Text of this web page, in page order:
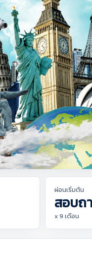
ผ่อนเริ่มต้น
สอบถ
x 9 เดือน